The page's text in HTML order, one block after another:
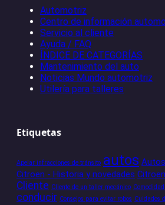
Automotriz
Centro de información
Servicio al cliente
Ayuda / FAQ
ÍNDICE DE CATEGORÍAS
Mantenimiento del auto
Noticias Mundo automotriz
Utilería para talleres
Etiquetas
Apelar infracciones de tránsito autos
Citroen - Historia y novedades
Cliente Cliente de un taller mecánico
conducir Consejos para evitar robos Cuidados